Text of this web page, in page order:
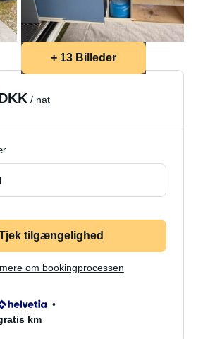
+ 13 Billeder
/ nat
tilgængelighed
om bookingprocessen
km